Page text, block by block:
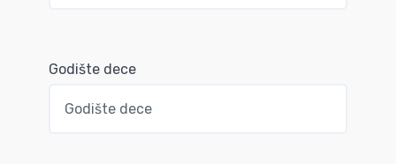
Godište dece